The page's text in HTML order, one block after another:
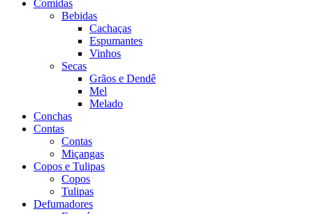
Comidas
Bebidas
Cachaças
Espumantes
Vinhos
Secas
Grãos e Dendê
Mel
Melado
Conchas
Contas
Contas
Miçangas
Copos e Tulipas
Copos
Tulipas
Defumadores